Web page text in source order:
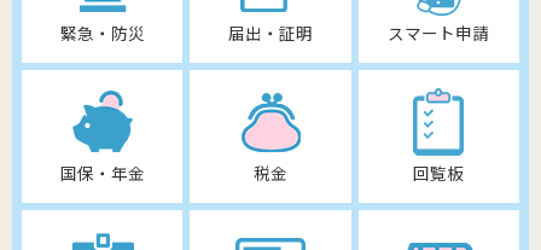
緊急・防災 届出・証明 スマート申請
国保・年金 税金 回覧板